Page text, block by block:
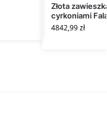
Złota
cyrkoniami
4842,99zł